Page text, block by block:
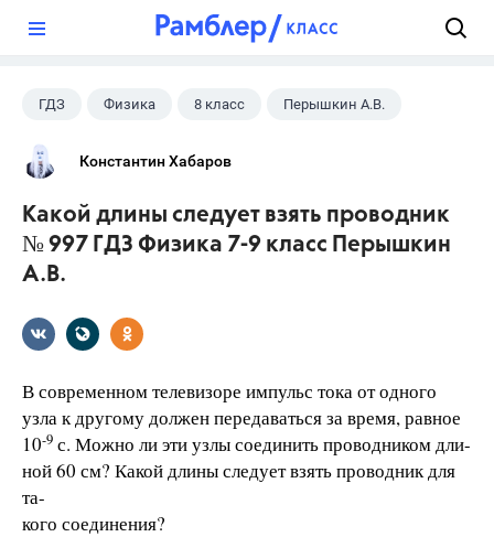
ГДЗ Физика 8 класс Перышкин А.В.
Константин Хабаров
Какой длины следует взять проводник
№ 997 ГДЗ Физика 7-9 класс Перышкин
А.В.
В современном телевизоре импульс тока от одного
узла к другому должен передаваться за время, равное
10-9 с. Можно ли эти узлы соединить проводником дли-
ной 60 см? Какой длины следует взять проводник для
та-
кого соединения?